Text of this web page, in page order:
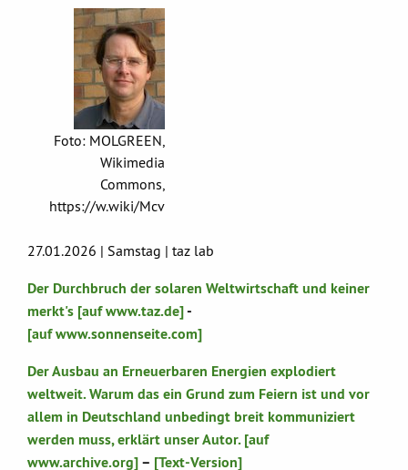
Foto: MOLGREEN,
Wikimedia
Commons,
https://w.wiki/Mcv
27.01.2026 | Samstag | taz lab
Der Durchbruch der solaren Weltwirtschaft und keiner
merkt's [auf www.taz.de]-
[auf www.sonnenseite.com]
Der Ausbau an Erneuerbaren Energien explodiert
weltweit. Warum das ein Grund zum Feiern ist und vor
allem in Deutschland unbedingt breit kommuniziert
werden muss, erklärt unser Autor. [auf
www.archive.org]– [Text-Version]